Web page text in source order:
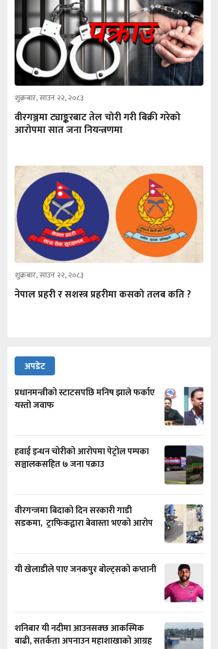
शुक्रबार, साउन २२, २०८३
वीरगञ्जमा ट्याङ्करबाट तेल चोरी गरी बिक्री गरेको
आरोपमा सात जना नियन्त्रणमा
शुक्रबार, साउन २२, २०८३
नेपाल प्रहरी र सशस्त्र प्रहरीमा कसको तलब कति ?
अपडेट
प्रधानमन्त्रीको स्टाटसपछि मनिष झाले फर्काए
यस्तो जवाफ
हवाई इन्धन चोरीको आरोपमा पेट्रोल पम्पका
सञ्चालकसहित ७ जना पक्राउ
वीरगन्जमा बिदाको दिन सरकारी गाडी
सडकमा, ट्राफिकद्वारा बेवास्ता भएको आरोप
यी खेलाडीले पाए जनकपुर बोल्ट्सको कप्तानी
शनिबार यी नदीमा आउनसक्छ आकस्मिक
बाढी, सतर्कता अपनाउन महाशाखाको आग्रह